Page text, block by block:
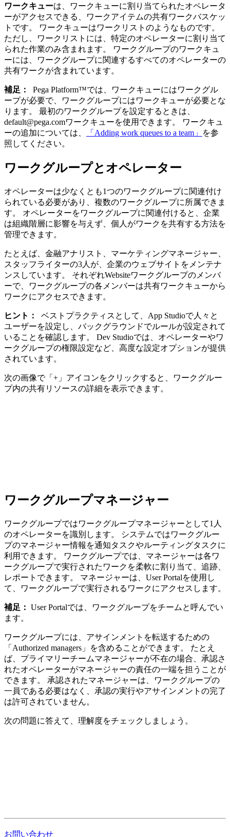
ワークキューは、ワークキューに割り当てられたオペレータ
ーがアクセスできる、ワークアイテムの共有ワークバスケッ
トです。 ワークキューはワークリストのようなものです。
ただし、ワークリストには、特定のオペレーターに割り当て
られた作業のみ含まれます。 ワークグループのワークキュ
ーには、ワークグループに関連するすべてのオペレーターの
共有ワークが含まれています。
補足：
Pega Platform™では、ワークキューにはワークグル
ープが必要で、ワークグループにはワークキューが必要とな
ります。 最初のワークグループを設定するときは、
default@pega.comワークキューを使用できます。 ワークキュ
ーの追加については、
「Adding work queues to a team」
を参
照してください。
ワークグループとオペレーター
オペレーターは少なくとも1つのワークグループに関連付け
られている必要があり、複数のワークグループに所属できま
す。 オペレーターをワークグループに関連付けると、企業
は組織階層に影響を与えず、個人がワークを共有する方法を
管理できます。
たとえば、金融アナリスト、マーケティングマネージャー、
スタッフライターの3人が、企業のウェブサイトをメンテナ
ンスしています。 それぞれWebsiteワークグループのメンバ
ーで、ワークグループの各メンバーは共有ワークキューから
ワークにアクセスできます。
ヒント：
ベストプラクティスとして、App Studioで人々と
ユーザーを設定し、バックグラウンドでルールが設定されて
いることを確認します。 Dev Studioでは、オペレーターやワ
ークグループの権限設定など、高度な設定オプションが提供
されています。
次の画像で「+」 アイコンをクリックすると、ワークグルー
プ内の共有リソースの詳細を表示できます。
ワークグループマネージャー
ワークグループではワークグループマネージャーとして1人
のオペレーターを識別します。 システムではワークグルー
プのマネージャー情報を通知タスクやルーティングタスクに
利用できます。 ワークグループでは、マネージャーは各ワ
ークグループで実行されたワークを柔軟に割り当て、追跡、
レポートできます。 マネージャーは、User Portalを使用し
て、ワークグループで実行されるワークにアクセスします。
補足： User Portalでは、ワークグループをチームと呼んでい
ます。
ワークグループには、アサインメントを転送するための
「Authorized managers」
を含めることができます。 たとえ
ば、プライマリーチームマネージャーが不在の場合、承認さ
れたオペレーターがマネージャーの責任の一端を担うことが
できます。 承認されたマネージャーは、ワークグループの
一員である必要はなく、承認の実行やアサインメントの完了
は許可されていません。
次の問題に答えて、理解度をチェックしましょう。
お問い合わせ